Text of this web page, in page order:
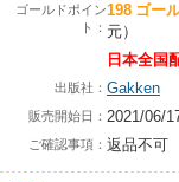
ゴールドポイン
ト：
198 ゴー
元）
日本全国
出版社： Gakken
販売開始日： 2021/06/
ご確認事項： 返品不可